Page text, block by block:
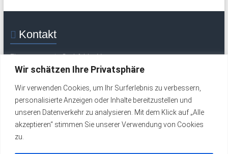
Wir schätzen Ihre Privatsphäre
Wir verwenden Cookies, um Ihr Surferlebnis zu verbessern,
personalisierte Anzeigen oder Inhalte bereitzustellen und
unseren Datenverkehr zu analysieren. Mit dem Klick auf „Alle
akzeptieren“ stimmen Sie unserer Verwendung von Cookies
zu.
Kontakt
Flugsportverein Grabfeld e. V.
Mittelweg 30
Tel.: +49 (0) 9762 277 (Flugplatz / Wochenende)
Tel.: +49 (0) 9762 324 (werktags)
Impressum